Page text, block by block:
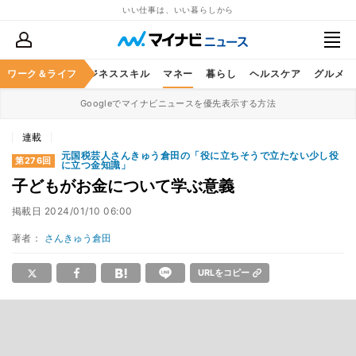
いい仕事は、いい暮らしから
ワーク＆ライフ
キャリア ビジネススキル マネー 暮らし ヘルスケア グルメ
Googleでマイナビニュースを優先表示する方法
連載
第276回
元国税芸人さんきゅう倉田の「役に立ちそうで立たない少し役
に立つ金知識」
子どもがお金について学ぶ意義
掲載日 2024/01/10 06:00
著者： さんきゅう倉田
URLをコピー